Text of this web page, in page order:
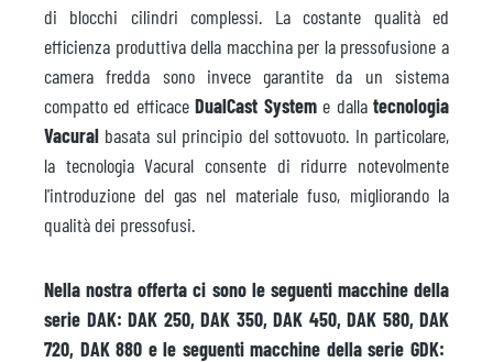
di blocchi cilindri complessi. La costante qualità ed
efficienza produttiva della macchina per la pressofusione a
camera fredda sono invece garantite da un sistema
compatto ed efficaceDualCast Systeme dallatecnologia
Vacural basata sul principio del sottovuoto. In particolare,
la tecnologia Vacural consente di ridurre notevolmente
l'introduzione del gas nel materiale fuso, migliorando la
qualità dei pressofusi.
Nella nostra offerta ci sono le seguenti macchine della
serie DAK: DAK 250, DAK 350, DAK 450, DAK 580, DAK
720, DAK 880 e le seguenti macchine della serie GDK: